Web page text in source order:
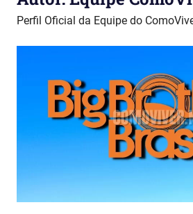
viver
e
Perfil Oficial da Equipe do